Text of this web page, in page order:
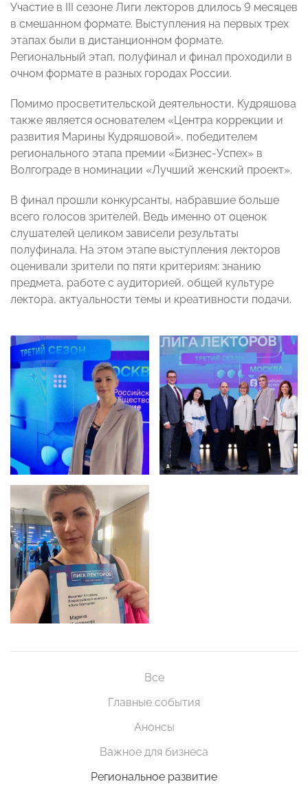
Участие в III сезоне Лиги лекторов длилось 9 месяцев
в смешанном формате. Выступления на первых трех
этапах были в дистанционном формате.
Региональный этап, полуфинал и финал проходили в
очном формате в разных городах России.
Помимо просветительской деятельности, Кудряшова
также является основателем «Центра коррекции и
развития Марины Кудряшовой», победителем
регионального этапа премии «Бизнес-Успех» в
Волгограде в номинации «Лучший женский проект».
В финал прошли конкурсанты, набравшие больше
всего голосов зрителей. Ведь именно от оценок
слушателей целиком зависели результаты
полуфинала. На этом этапе выступления лекторов
оценивали зрители по пяти критериям: знанию
предмета, работе с аудиторией, общей культуре
лектора, актуальности темы и креативности подачи.
Все
Главные события
Анонсы
Важное для бизнеса
Региональное развитие